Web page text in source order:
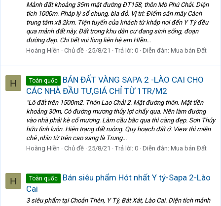
Mảnh đất khoảng 35m mặt đường ĐT158, thôn Mò Phú Chải. Diện
tích 1000m. Pháp lý sổ chung, bìa đỏ. Vị trí: Điểm săn mây Cách
trung tâm xã 2km. Tiện tuyến của khách từ khắp nơi đến Y Tý đều
qua mảnh đất này. Đất trong khu dân cư đang sinh sống, đoạn
đường đẹp. Chi tiết vui lòng liên hệ em HIền...
Hoàng Hiền
Chủ đề 25/8/21 Trả lời: 0 Diễn đàn: Mua bán Đất
H Toàn quốc
BÁN ĐẤT VÀNG SAPA 2 -LÀO CAI CHO
CÁC NHÀ ĐẦU TƯ,GIÁ CHỈ TỪ 1TR/M2
"Lô đất trên 1500m2. Thôn Lao Chải 2. Mặt đường thôn. Mặt tiền
khoảng 30m, Có đường mương thủy lợi chẩy qua. Nên làm đường
vào nhà phải kè cố mương. Làm cầu băc qua thì càng đẹp. Sơn Thủy
hữu tình luôn. Hiện trạng đất ruộng. Quy hoạch đất ở. View thì miễn
chê ,nhìn từ trên cao sang là Trung...
Hoàng Hiền
Chủ đề 25/8/21 Trả lời: 0 Diễn đàn: Mua bán Đất
H Toàn quốc
Bán siêu phẩm Hót nhất Y tý-Sapa 2-Lào
Cai
3 siêu phẩm tại Choản Thèn, Y Tý, Bát Xát, Lào Cai. Diện tích mảnh